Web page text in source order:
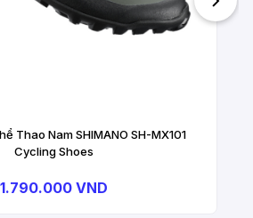
Thao Nam SHIMANO SH-MX101
Cycling Shoes
1.790.000 VND